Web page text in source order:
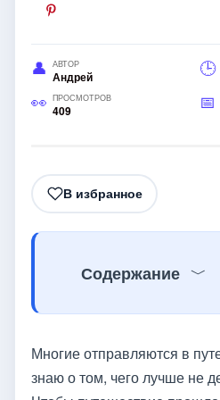
АВТОР
Андрей
ПРОСМОТРОВ
409
В избранное
Содержание
Многие отправляются в
знаю о том, чего лучше не